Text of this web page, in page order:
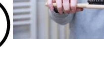
Budete čítať pre
7 min